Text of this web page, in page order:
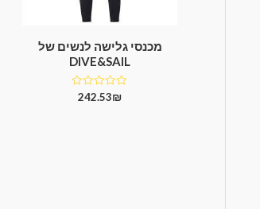
מכנסי גלישה לנשים של
DIVE&SAIL
דורג242.53₪